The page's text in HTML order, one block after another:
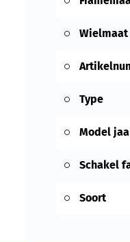
Wielmaat
Type
Model
Schakel
Soort